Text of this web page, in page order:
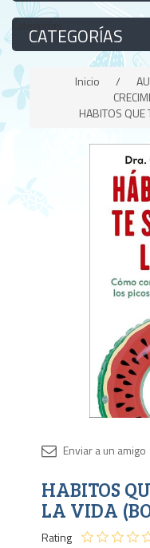
Categorías
Inicio /
HABITOS QUE
HABITOS
LA VIDA
Rating